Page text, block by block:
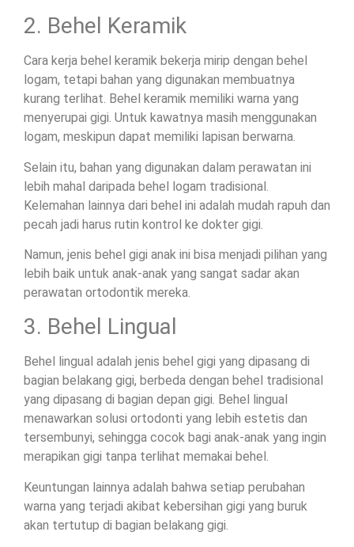
2. Behel Keramik
Cara kerja behel keramik bekerja mirip dengan behel
logam, tetapi bahan yang digunakan membuatnya
kurang terlihat. Behel keramik memiliki warna yang
menyerupai gigi. Untuk kawatnya masih menggunakan
logam, meskipun dapat memiliki lapisan berwarna.
Selain itu, bahan yang digunakan dalam perawatan ini
lebih mahal daripada behel logam tradisional.
Kelemahan lainnya dari behel ini adalah mudah rapuh dan
pecah jadi harus rutin kontrol ke dokter gigi.
Namun, jenis behel gigi anak ini bisa menjadi pilihan yang
lebih baik untuk anak-anak yang sangat sadar akan
perawatan ortodontik mereka.
3. Behel Lingual
Behel lingual adalah jenis behel gigi yang dipasang di
bagian belakang gigi, berbeda dengan behel tradisional
yang dipasang di bagian depan gigi. Behel lingual
menawarkan solusi ortodonti yang lebih estetis dan
tersembunyi, sehingga cocok bagi anak-anak yang ingin
merapikan gigi tanpa terlihat memakai behel.
Keuntungan lainnya adalah bahwa setiap perubahan
warna yang terjadi akibat kebersihan gigi yang buruk
akan tertutup di bagian belakang gigi.